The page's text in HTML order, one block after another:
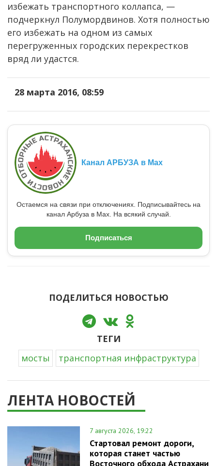
избежать транспортного коллапса, —
подчеркнул Полумордвинов. Хотя полностью
его избежать на одном из самых
перегруженных городских перекрестков
вряд ли удастся.
28 марта 2016, 08:59
Канал АРБУЗА в Max
Остаемся на связи при отключениях. Подписывайтесь на
канал Арбуза в Max. На всякий случай.
Подписаться
ПОДЕЛИТЬСЯ НОВОСТЬЮ
ТЕГИ
мосты
транспортная инфраструктура
ЛЕНТА НОВОСТЕЙ
7 августа 2026, 19:22
Стартовал ремонт дороги,
которая станет частью
Восточного обхода Астрахани